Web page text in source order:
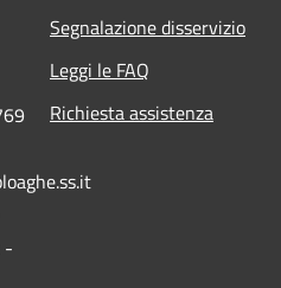
-
Segnalazione disservizio
Leggi le FAQ
Richiesta assistenza